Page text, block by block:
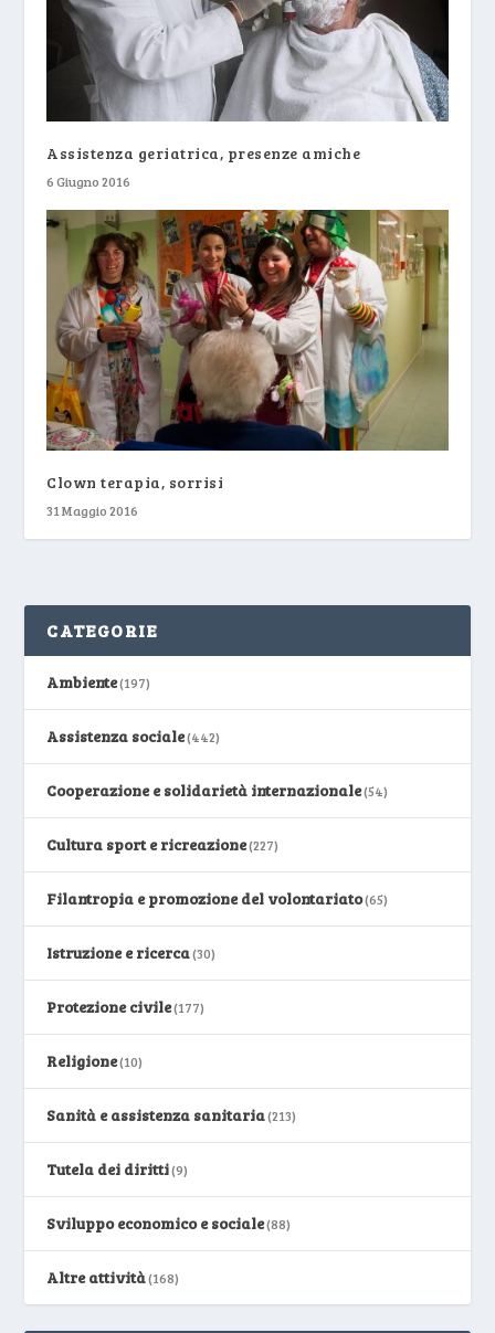
Assistenza geriatrica, presenze amiche
6 Giugno 2016
Clown terapia, sorrisi
31 Maggio 2016
CATEGORIE
Ambiente(197)
Assistenza sociale(442)
Cooperazione e solidarietà internazionale(54)
Cultura sport e ricreazione(227)
Filantropia e promozione del volontariato(65)
Istruzione e ricerca(30)
Protezione civile(177)
Religione(10)
Sanità e assistenza sanitaria(213)
Tutela dei diritti(9)
Sviluppo economico e sociale(88)
Altre attività(168)